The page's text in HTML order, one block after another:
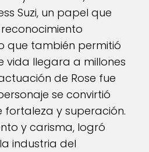
Suzi, un papel que
que también permitió
vida llegara a millones
de Rose fue
se convirtió
fortaleza y superación.
y carisma, logró
industria del